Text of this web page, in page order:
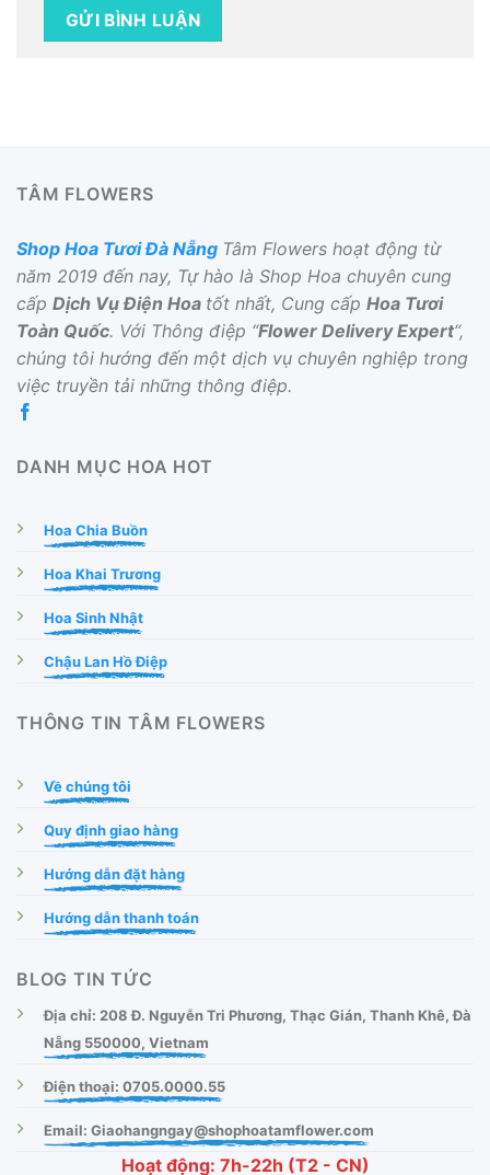
TÂM FLOWERS
Shop Hoa Tươi Đà Nẵng Tâm Flowers hoạt động từ
năm 2019 đến nay, Tự hào là Shop Hoa chuyên cung
cấp Dịch Vụ Điện Hoa tốt nhất, Cung cấp Hoa Tươi
Toàn Quốc. Với Thông điệp “Flower Delivery Expert“,
chúng tôi hướng đến một dịch vụ chuyên nghiệp trong
việc truyền tải những thông điệp.
DANH MỤC HOA HOT
Hoa Chia Buồn
Hoa Khai Trương
Hoa Sinh Nhật
Chậu Lan Hồ Điệp
THÔNG TIN TÂM FLOWERS
Về chúng tôi
Quy định giao hàng
Hướng dẫn đặt hàng
Hướng dẫn thanh toán
BLOG TIN TỨC
Địa chỉ: 208 Đ. Nguyễn Tri Phương, Thạc Gián, Thanh Khê, Đà
Nẵng 550000, Vietnam
Điện thoại: 0705.0000.55
Email: Giaohangngay@shophoatamflower.com
Hoạt động: 7h-22h (T2 - CN)